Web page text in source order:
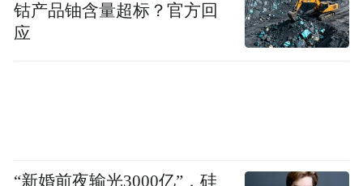
钴产品铀含量超标？官方回
应
“新婚前夜输光3000亿”，硅